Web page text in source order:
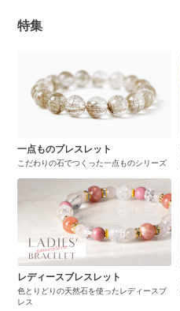
特集
一点ものブレスレット
こだわりの石でつくった一点ものシリーズ
レディースブレスレット
色とりどりの天然石を使ったレディースブ
レス